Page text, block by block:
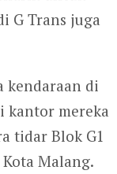
G Trans juga
kendaraan di
kantor mereka
tidar Blok G1
Kota Malang.